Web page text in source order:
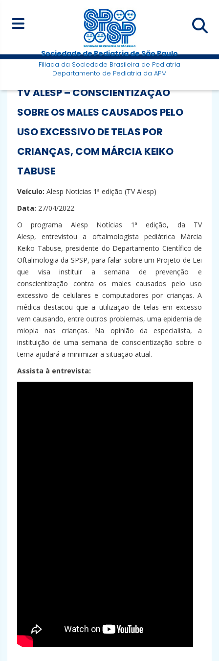
Sociedade de Pediatria de São Paulo
Filiada da Sociedade Brasileira de Pediatria
Departamento de Pediatria da APM
TV ALESP – CONSCIENTIZAÇÃO
SOBRE OS MALES CAUSADOS PELO
USO EXCESSIVO DE TELAS POR
CRIANÇAS, COM MÁRCIA KEIKO
TABUSE
Veículo: Alesp Notícias 1ª edição (TV Alesp)
Data: 27/04/2022
O programa Alesp Notícias 1ª edição, da TV
Alesp, entrevistou a oftalmologista pediátrica Márcia
Keiko Tabuse, presidente do Departamento Científico de
Oftalmologia da SPSP, para falar sobre um Projeto de Lei
que visa instituir a semana de prevenção e
conscientização contra os males causados pelo uso
excessivo de celulares e computadores por crianças. A
médica destacou que a utilização de telas em excesso
vem causando, entre outros problemas, uma epidemia de
miopia nas crianças. Na opinião da especialista, a
instituição de uma semana de conscientização sobre o
tema ajudará a minimizar a situação atual.
Assista à entrevista: